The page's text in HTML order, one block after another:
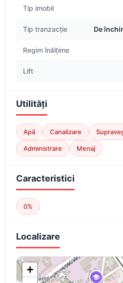
Tip imobil
Tip tranzacție De
Regim înălțime
Lift
Utilități
Apă Canalizare
Administrare Menaj
Caracteristici
0%
Localizare
+